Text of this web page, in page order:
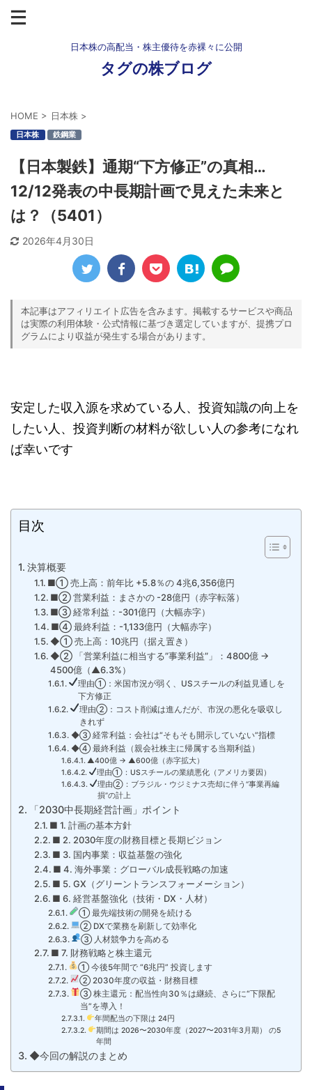
日本株の高配当・株主優待を赤裸々に公開
タグの株ブログ
HOME > 日本株 >
日本株 鉄鋼業
【日本製鉄】通期“下方修正”の真相…
12/12発表の中長期計画で見えた未来と
は？（5401）
2026年4月30日
本記事はアフィリエイト広告を含みます。掲載するサービスや商品
は実際の利用体験・公式情報に基づき選定していますが、提携プロ
グラムにより収益が発生する場合があります。
安定した収入源を求めている人、投資知識の向上を
したい人、投資判断の材料が欲しい人の参考になれ
ば幸いです
目次
決算概要
■① 売上高：前年比 +5.8％の 4兆6,356億円
■② 営業利益：まさかの -28億円（赤字転落）
■③ 経常利益：-301億円（大幅赤字）
■④ 最終利益：-1,133億円（大幅赤字）
◆① 売上高：10兆円（据え置き）
◆② 「営業利益に相当する”事業利益”」：4800億 →
4500億（▲6.3%）
理由①：米国市況が弱く、USスチールの利益見通しを
下方修正
理由②：コスト削減は進んだが、市況の悪化を吸収し
きれず
◆③ 経常利益：会社は“そもそも開示していない”指標
◆④ 最終利益（親会社株主に帰属する当期利益）
▲400億 → ▲600億（赤字拡大）
理由①：USスチールの業績悪化（アメリカ要因）
理由②：ブラジル・ウジミナス売却に伴う“事業再編
損”の計上
「2030中長期経営計画」ポイント
■ 1. 計画の基本方針
■ 2. 2030年度の財務目標と長期ビジョン
■ 3. 国内事業：収益基盤の強化
■ 4. 海外事業：グローバル成長戦略の加速
■ 5. GX（グリーントランスフォーメーション）
■ 6. 経営基盤強化（技術・DX・人材）
① 最先端技術の開発を続ける
② DXで業務を刷新して効率化
③ 人材競争力を高める
■ 7. 財務戦略と株主還元
① 今後5年間で “6兆円” 投資します
② 2030年度の収益・財務目標
③ 株主還元：配当性向30％は継続、さらに“下限配
当”を導入！
年間配当の下限は 24円
期間は 2026〜2030年度（2027〜2031年3月期） の5
年間
◆今回の解説のまとめ